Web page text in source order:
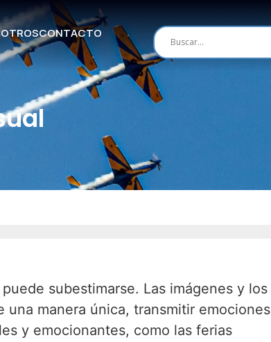
CONTACTO
subestimarse. Las imágenes y los
manera única, transmitir emociones
y emocionantes, como las ferias